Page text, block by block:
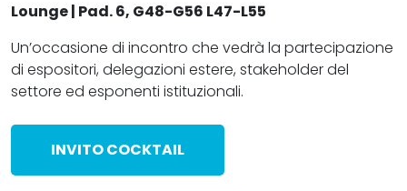
Lounge | Pad. 6, G48-G56 L47-L55
Un’occasione di incontro che vedrà la partecipazione
di espositori, delegazioni estere, stakeholder del
settore ed esponenti istituzionali.
INVITO COCKTAIL